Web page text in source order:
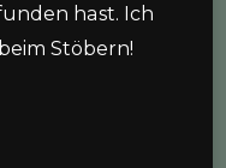
hast. Ich
Stöbern!